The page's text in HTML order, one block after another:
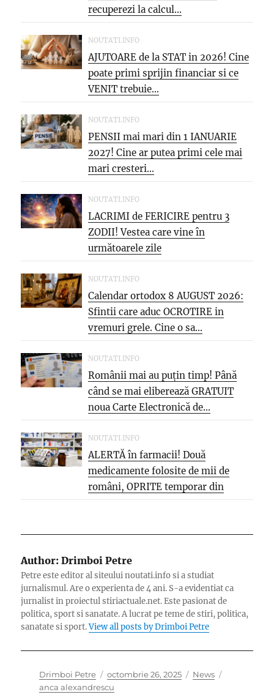
recuperezi la calcul...
NOUTATI.INFO
AJUTOARE de la STAT in 2026! Cine
poate primi sprijin financiar si ce
VENIT trebuie...
NOUTATI.INFO
PENSII mai mari din 1 IANUARIE
2027! Cine ar putea primi cele mai
mari cresteri...
NOUTATI.INFO
LACRIMI de FERICIRE pentru 3
ZODII! Vestea care vine în
următoarele zile
NOUTATI.INFO
Calendar ortodox 8 AUGUST 2026:
Sfintii care aduc OCROTIRE in
vremuri grele. Cine o sa...
NOUTATI.INFO
Românii mai au puțin timp! Până
când se mai eliberează GRATUIT
noua Carte Electronică de...
NOUTATI.INFO
ALERTĂ în farmacii! Două
medicamente folosite de mii de
români, OPRITE temporar din
vânzare. Motivul...
Author: Drimboi Petre
Petre este editor al siteului noutati.info si a studiat
jurnalismul. Are o experienta de 4 ani. S-a evidentiat ca
jurnalist in proiectul stiriactuale.net. Este pasionat de
politica, sport si sanatate. A lucrat pe teme de stiri, politica,
sanatate si sport.View all posts by Drimboi Petre
Author
Drimboi Petre
Posted
on
octombrie 26, 2025 Categories
News
anca alexandrescu